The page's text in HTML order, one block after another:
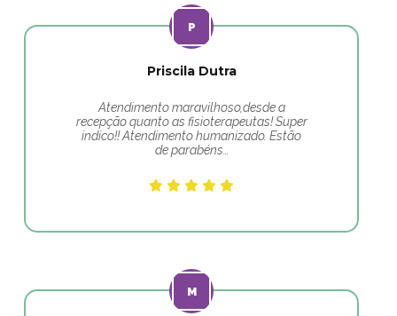
Priscila Dutra
Atendimento maravilhoso,desde a
recepção quanto as fisioterapeutas! Super
indico!! Atendimento humanizado. Estão
de parabéns…